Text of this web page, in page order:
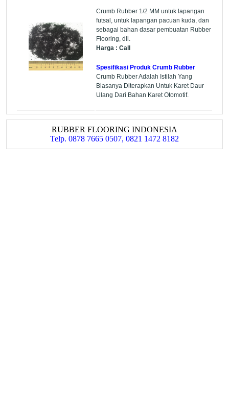
Crumb Rubber 1/2 MM untuk lapangan
futsal, untuk lapangan pacuan kuda, dan
sebagai bahan dasar pembuatan Rubber
Flooring, dll.
Harga : Call
Spesifikasi Produk Crumb Rubber
Crumb Rubber Adalah Istilah Yang
Biasanya Diterapkan Untuk Karet Daur
Ulang Dari Bahan Karet Otomotif.
RUBBER FLOORING INDONESIA
Telp. 0878 7665 0507, 0821 1472 8182